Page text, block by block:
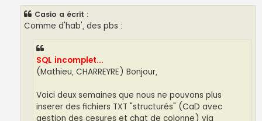
Casio a écrit :
Comme d'hab', des pbs :
SQL incomplet...
(Mathieu, CHARREYRE) Bonjour,
Voici deux semaines que nous ne pouvons plus
inserer des fichiers TXT "structurés" (CaD avec
gestion des cesures et chgt de colonne) via